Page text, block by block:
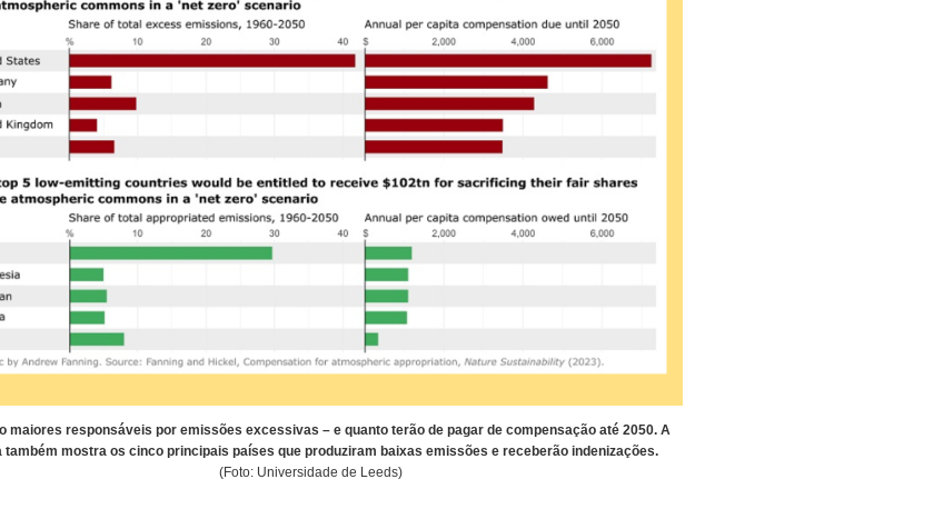
maiores responsáveis por emissões excessivas – e quanto terão de pagar de compensação até 2050. A
também mostra os cinco principais países que produziram baixas emissões e receberão indenizações.
(Foto: Universidade de Leeds)